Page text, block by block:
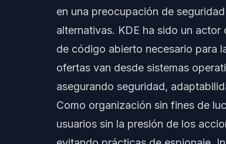
en una preocupación de
alternativas. KDE ha sido un
de código abierto necesario para
ofertas van desde sistemas
asegurando seguridad,
Como organización sin fines de
usuarios sin la presión de los